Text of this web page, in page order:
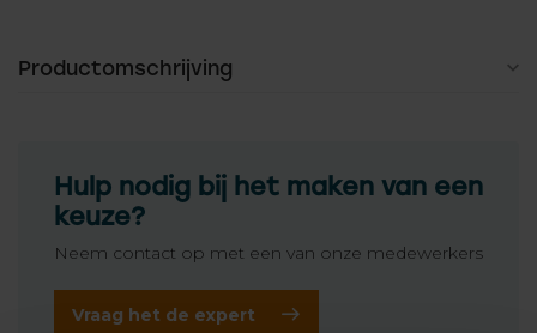
Productomschrijving
Hulp nodig bij het maken van een
keuze?
Neem contact op met een van onze medewerkers
Vraag het de expert